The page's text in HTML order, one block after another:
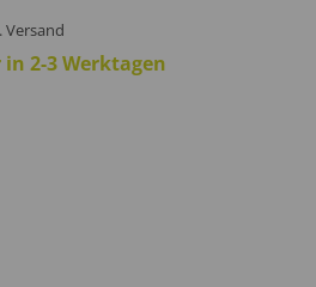
Versand
2-3 Werktagen